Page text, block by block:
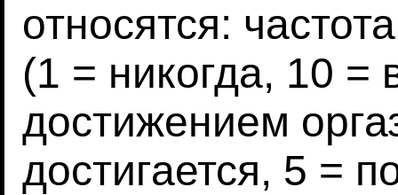
относятся:
(1 = никогда, 10 =
достижением
достигается, 5 =